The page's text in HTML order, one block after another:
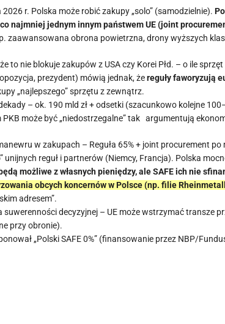
2026 r. Polska może robić zakupy „solo” (samodzielnie).
najmniej jednym innym państwem UE (joint
zaawansowana obrona powietrzna, drony wyższych
to nie blokuje zakupów z USA czy Korei Płd. – o ile
prezydent) mówią jednak, żereguły faworyzują
„najlepszego” sprzętu z zewnątrz.
dekady – ok. 190 mld zł + odsetki (szacunkowo kolejne
PKB może być „niedostrzegalne” tak argumentują
w zakupach – Reguła 65% + joint procurement
unijnych reguł i partnerów (Niemcy, Francja). Polska
możliwe z własnych pieniędzy, ale SAFE ich nie
obcych koncernów w Polsce (np. filie
adresem”.
suwerenności decyzyjnej – UE może wstrzymać transze
przy obronie).
„Polski SAFE 0%” (finansowanie przez NBP/